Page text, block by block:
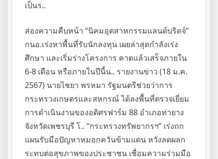
เป็นร..
ส่องความคืบหน้า “นิคมอุตสาหกรรมแลนด์บริดจ์”
กนอ.เร่งหาพื้นที่รับนักลงทุน เผยล่าสุดกำลังเร่ง
ศึกษา และเริ่มร่างโครงการ คาดแล้วเสร็จภายใน
6-8 เดือน หรือภายในปีนี้น.. รายงานข่าว (18 ม.ค.
2567) นายไชยา พรหมา รัฐมนตรีช่วยว่าการ
กระทรวงเกษตรและสหกรณ์ ได้ลงพื้นที่ตรวจเยี่ยม
การดำเนินงานของอดิศรฟาร์ม 88 อำเภอท่ายาง
จังหวัดเพชรบุรี โ.. “กระทรวงทรัพยากรฯ” เร่งถก
แผนรับมือปัญหาหมอกควันข้ามแดน หวังลดผลก
ระทบต่อสุขภาพของประชาชน เชื่อมความร่วมมือ